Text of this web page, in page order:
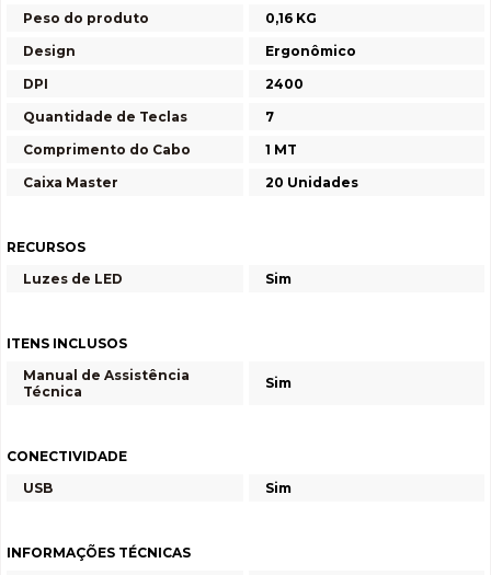
Peso do produto
0,16 KG
Design
Ergonômico
DPI
2400
Quantidade de Teclas
7
Comprimento do Cabo
1 MT
Caixa Master
20 Unidades
RECURSOS
Luzes de LED
Sim
ITENS INCLUSOS
Manual de Assistência
Técnica
Sim
CONECTIVIDADE
USB
Sim
INFORMAÇÕES TÉCNICAS